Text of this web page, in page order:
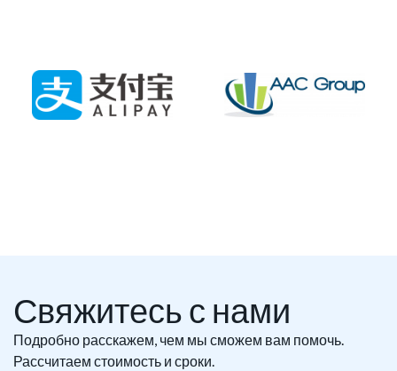
Свяжитесь с нами
Подробно расскажем, чем мы сможем вам помочь.
Рассчитаем стоимость и сроки.